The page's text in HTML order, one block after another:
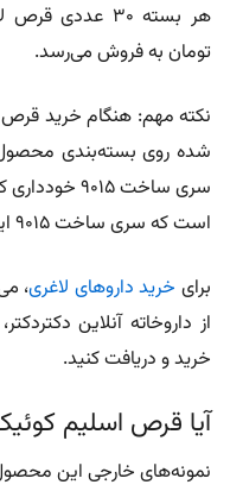
تومان به فروش می‌رسد.
نکته مهم: هنگام خرید
شده روی بسته‌بندی محصول
سری ساخت
است که سری ساخت 9015 این دارو فاقد مجوز است.
برای خرید داروهای لاغری،
از داروخاته آنلاین
خرید و دریافت کنید.
آیا قرص اسلیم
نمونه‌های خارجی این